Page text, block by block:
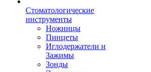
Стоматологические
инструменты
Ножницы
Пинцеты
Иглодержатели и
Зажимы
Зонды